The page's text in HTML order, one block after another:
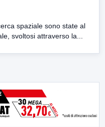
spaziale sono state al
svoltosi attraverso la...